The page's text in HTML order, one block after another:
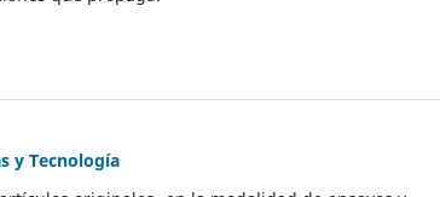
y Tecnología